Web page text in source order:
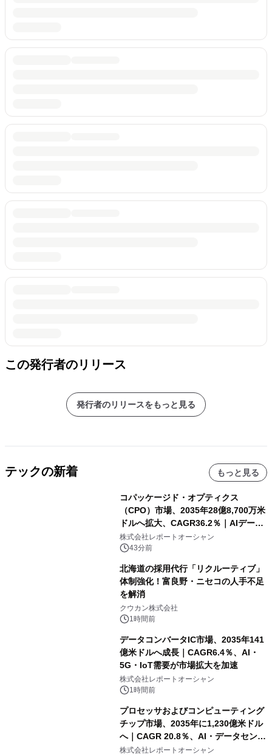
この発行者のリリース
発行者のリリースをもっと見る
テックの新着 もっと見る
コパッケージド・オプティクス
（CPO）市場、2035年28億8,700万米
ドルへ拡大、CAGR36.2％｜AIデータ
センター・高速光通信需要が成長を加
速
株式会社レポートオーシャン
43分前
北海道の採用代行「リクルーティブ」
体制強化！富良野・ニセコの人手不足
を解消
クウカン株式会社
1時間前
データコンバータIC市場、2035年141
億米ドルへ成長｜CAGR6.4％、AI・
5G・IoT需要が市場拡大を加速
株式会社レポートオーシャン
1時間前
プロセッサおよびコンピューティング
チップ市場、2035年に1,230億米ドル
へ｜CAGR 20.8％、AI・データセンタ
ー需要が成長を牽引
株式会社レポートオーシャン